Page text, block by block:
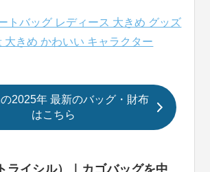
トバッグ レディース 大きめ グッズ
大きめ かわいい キャラクター
2025年 最新のバッグ・財布
はこちら
ライシル）｜カゴバッグを中